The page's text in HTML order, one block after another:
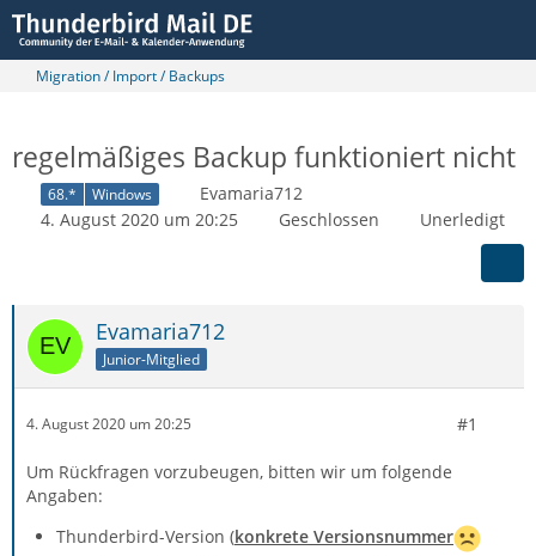
Migration / Import / Backups
regelmäßiges Backup funktioniert nicht
68.* Windows
Evamaria712
4. August 2020 um 20:25
Geschlossen Unerledigt
Evamaria712
Junior-Mitglied
4. August 2020 um 20:25 #1
Um Rückfragen vorzubeugen, bitten wir um folgende
Angaben:
Thunderbird-Version (konkrete Versionsnummer